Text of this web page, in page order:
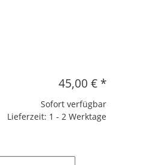
45,00 € *
Sofort verfügbar
Lieferzeit: 1 - 2 Werktage